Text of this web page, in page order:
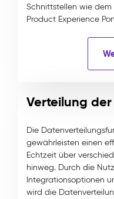
Schnittstellen wie
Product Experience
Verteilung
Die
gewährleisten einen
Echtzeit über
hinweg. Durch die
Integrationsoptionen
wird die